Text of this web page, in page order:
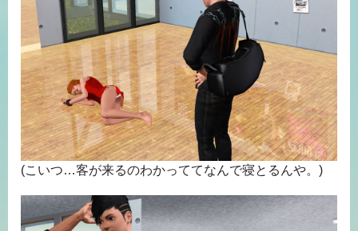
(こいつ…客が来るのわかっててなんで寝とるんや。)